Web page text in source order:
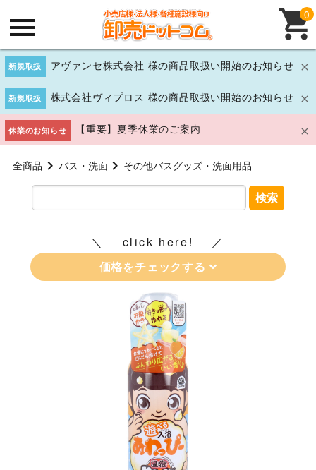
新規取扱 アヴァンセ株式会社 様の商品取扱い開始のお知らせ
新規取扱 株式会社ヴィプロス 様の商品取扱い開始のお知らせ
休業のお知らせ 【重要】夏季休業のご案内
0
全商品 バス・洗面 その他バスグッズ・洗面用品
検索
click here!
価格をチェックする